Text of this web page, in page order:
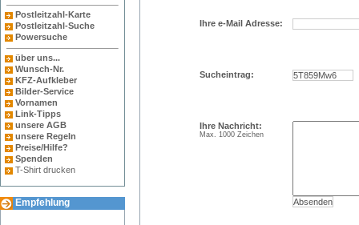
Postleitzahl-Karte
Postleitzahl-Suche
Powersuche
über uns...
Wunsch-Nr.
KFZ-Aufkleber
Bilder-Service
Vornamen
Link-Tipps
unsere AGB
unsere Regeln
Preise/Hilfe?
Spenden
T-Shirt drucken
Empfehlung